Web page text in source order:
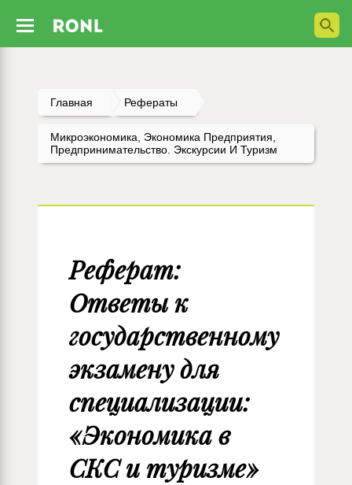
Главная Рефераты
Микроэкономика, Экономика Предприятия,
Предпринимательство. Экскурсии И Туризм
Реферат:
Ответы к
государственному
экзамену для
специализации:
«Экономика в
СКС и туризме»